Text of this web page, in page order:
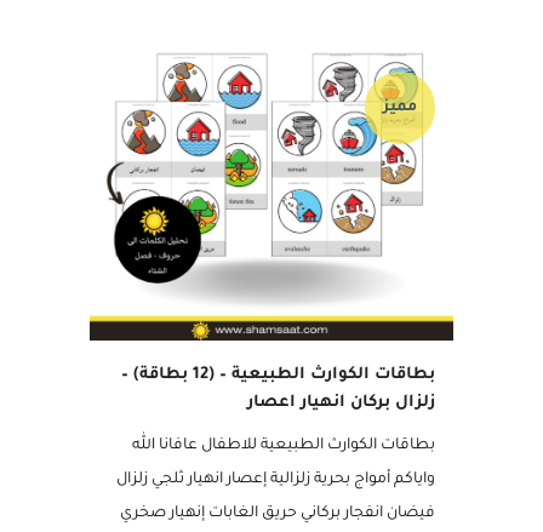
زلزال بركان انهيار اعصار
مميز
بطاقات الكوارث الطبيعية للاطفال عافانا الله
واياكم أمواج بحرية زلزالية إعصار انهيار ثلجي زلزال